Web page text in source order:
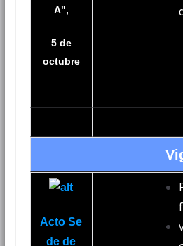
A",
5 de
octubre
Acto Se
de de